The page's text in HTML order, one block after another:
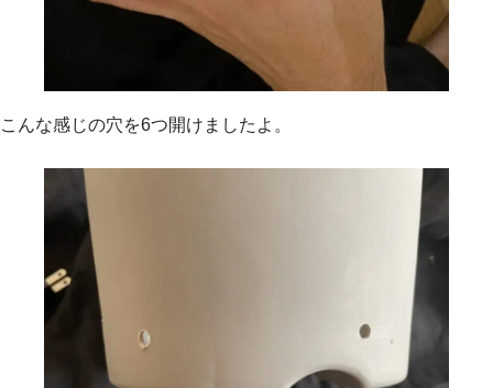
こんな感じの穴を6つ開けましたよ。